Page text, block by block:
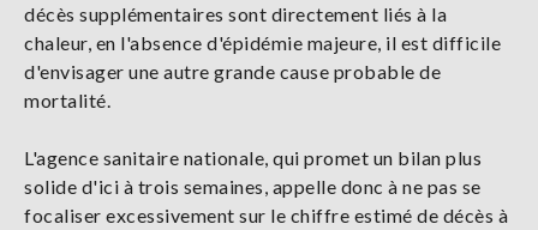
décès supplémentaires sont directement liés à la
chaleur, en l'absence d'épidémie majeure, il est difficile
d'envisager une autre grande cause probable de
mortalité.
L'agence sanitaire nationale, qui promet un bilan plus
solide d'ici à trois semaines, appelle donc à ne pas se
focaliser excessivement sur le chiffre estimé de décès à